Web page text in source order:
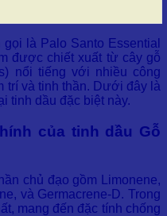
là Palo Santo Essential
được chiết xuất từ cây gỗ
nổi tiếng với nhiều công
trí và tinh thần. Dưới đây là
tinh dầu đặc biệt này.
của tinh dầu Gỗ
chủ đạo gồm Limonene,
và Germacrene-D. Trong
mang đến đặc tính chống